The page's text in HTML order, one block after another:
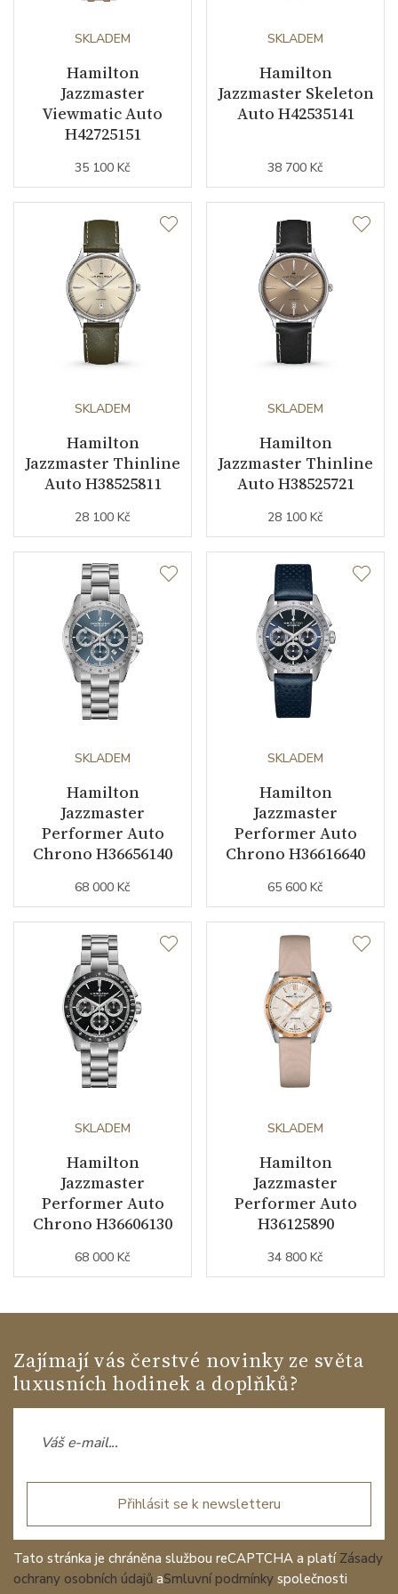
Kameny strojku
Kyvy strojku
Datumovka NE
Sekundová ručka
Barva číselníku
Řemínek / Spona
Barva řemínku modrá
Šířka řemínku (nožky/spona)
Doplňující údaje
Záruční doba
nepodnikatelé (měsíců)
SKLADEM
Hamilton
Jazzmaster
Viewmatic Auto
H42725151
35 100 Kč
SKLADEM
Hamilton
Jazzmaster Skeleton
Auto H42535141
38 700 Kč
SKLADEM
Hamilton
Jazzmaster Thinline
Auto H38525811
28 100 Kč
SKLADEM
Hamilton
Jazzmaster Thinline
Auto H38525721
28 100 Kč
SKLADEM
Hamilton
Jazzmaster
Performer Auto
Chrono H36656140
68 000 Kč
SKLADEM
Hamilton
Jazzmaster
Performer Auto
Chrono H36616640
65 600 Kč
SKLADEM
Hamilton
Jazzmaster
Performer Auto
Chrono H36606130
68 000 Kč
SKLADEM
Hamilton
Jazzmaster
Performer Auto
H36125890
34 800 Kč
Zajímají vás čerstvé novinky ze světa
luxusních hodinek a doplňků?
Přihlásit se k newsletteru
Tato stránka je chráněna službou reCAPTCHA a platí Zásady
ochrany osobních údajů aSmluvní podmínky společnosti